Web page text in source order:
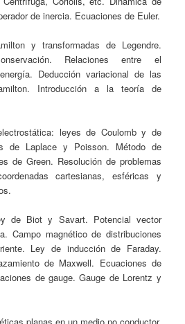
de inercia. Ecuaciones de Euler.
y transformadas de Legendre.
Relaciones entre el
Deducción variacional de las
Introducción a la teoría de
leyes de Coulomb y de
de Laplace y Poisson. Método de
de Green. Resolución de problemas
cartesianas, esféricas y
de Biot y Savart. Potencial vector
Campo magnético de distribuciones
Ley de inducción de Faraday.
de Maxwell. Ecuaciones de
de gauge. Gauge de Lorentz y
planas en un medio no conductor.